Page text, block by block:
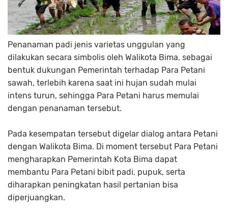
Penanaman padi jenis varietas unggulan yang
dilakukan secara simbolis oleh Walikota Bima, sebagai
bentuk dukungan Pemerintah terhadap Para Petani
sawah, terlebih karena saat ini hujan sudah mulai
intens turun, sehingga Para Petani harus memulai
dengan penanaman tersebut.
Pada kesempatan tersebut digelar dialog antara Petani
dengan Walikota Bima. Di moment tersebut Para Petani
mengharapkan Pemerintah Kota Bima dapat
membantu Para Petani bibit padi, pupuk, serta
diharapkan peningkatan hasil pertanian bisa
diperjuangkan.